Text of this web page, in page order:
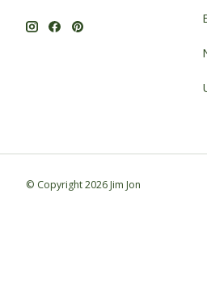
© Copyright 2026 Jim Jon